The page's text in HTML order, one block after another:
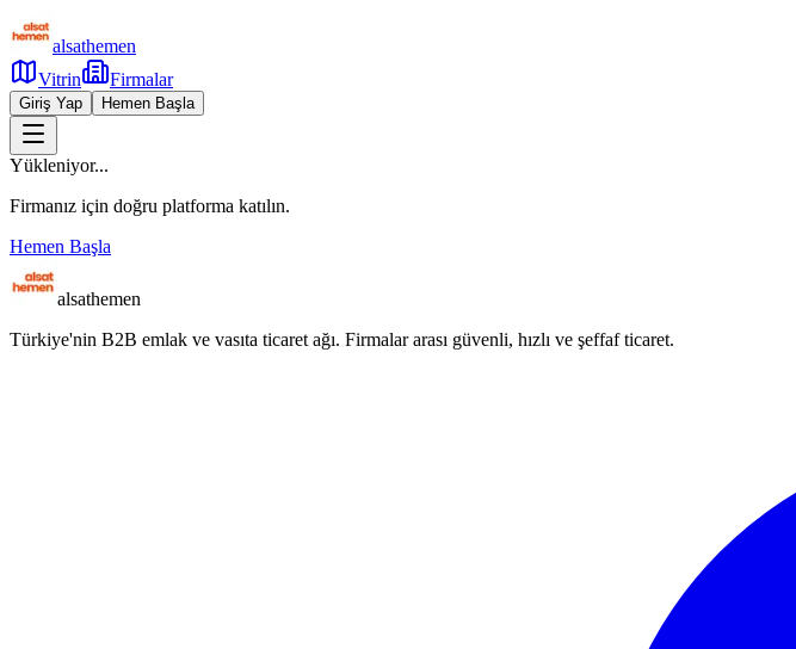
alsathemen
Vitrin
Firmalar
Giriş Yap Hemen Başla
Yükleniyor...
Firmanız için doğru platforma katılın.
Hemen Başla
alsathemen
Türkiye'nin B2B emlak ve vasıta ticaret ağı. Firmalar arası güvenli, hızlı ve şeffaf ticaret.